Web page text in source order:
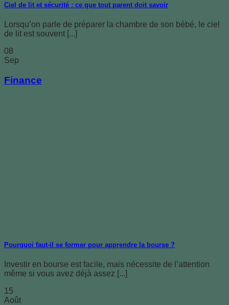
Ciel de lit et sécurité : ce que tout parent doit savoir
Lorsqu’on parle de préparer la chambre de son bébé, le ciel
de lit est souvent [...]
08
Sep
Finance
Pourquoi faut-il se former pour apprendre la bourse ?
Investir en bourse est facile, mais nécessite de l’attention
même si vous avez déjà assez [...]
15
Août